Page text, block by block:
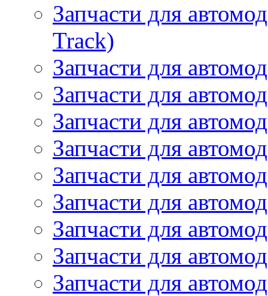
Запчасти для
Track)
Запчасти для
Запчасти для
Запчасти для
Запчасти для
Запчасти для
Запчасти для
Запчасти для
Запчасти для
Запчасти для